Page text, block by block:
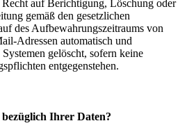
Recht auf Berichtigung, Löschung oder
gemäß den gesetzlichen
des Aufbewahrungszeitraums von
Adressen automatisch und
gelöscht, sofern keine
entgegenstehen.
bezüglich Ihrer Daten?